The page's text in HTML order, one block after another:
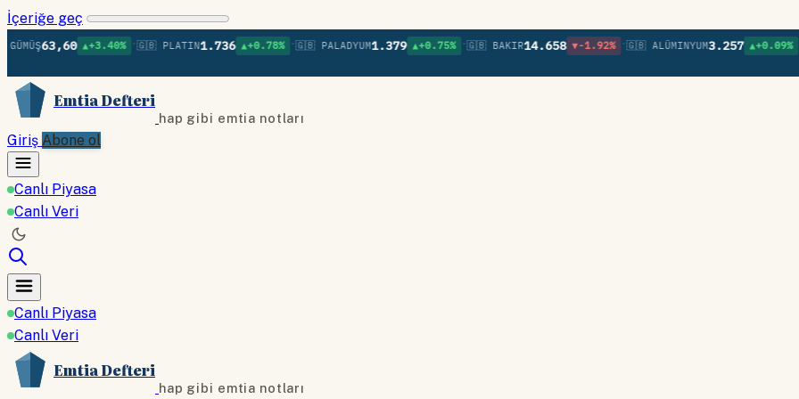
İçeriğe geç
63,60 ▲+3.40% •🇬🇧 PLATIN1.736 ▲+0.78% •🇬🇧 PALADYUM1.379 ▲+0.75% •🇬🇧 BAKIR 14.658 ▼-1.92% •🇬🇧 ALÜMINYUM3.257 ▲+0.09% •🇬🇧
Emtia Defteri
hap gibi emtia notları
Giriş Abone ol
Canlı Piyasa
Canlı Veri
Canlı Piyasa
Canlı Veri
Emtia Defteri
hap gibi emtia notları